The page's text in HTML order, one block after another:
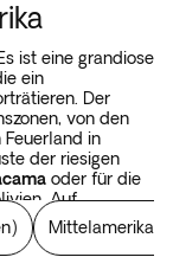
ist eine grandiose
ein
Der
von den
Feuerland in
der riesigen
oder für die
Auf
Wälder, wie
Mountainsoder
und Chile
) Mittelamerika